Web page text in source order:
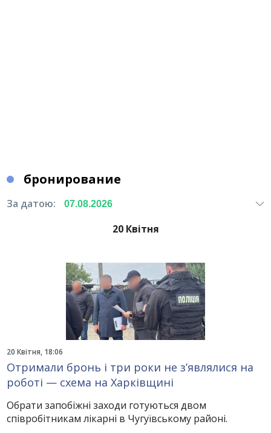
бронирование
За датою:
20 Квітня
20 Квітня, 18:06
Отримали бронь і три роки не з’являлися на
роботі — схема на Харківщині
Обрати запобіжні заходи готуються двом
співробітникам лікарні в Чугуївському районі.